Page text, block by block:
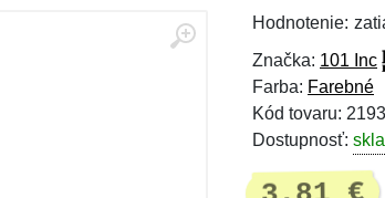
Hodnotenie:
Značka: 101 Inc
Farba: Farebné
Kód tovaru:
Dostupnosť: